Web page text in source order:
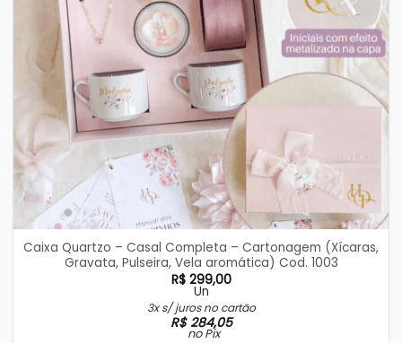
Caixa Quartzo – Casal Completa – Cartonagem (Xícaras,
Gravata, Pulseira, Vela aromática) Cod. 1003
R$299,00
Un
3x s/ juros no cartão
R$284,05
no Pix